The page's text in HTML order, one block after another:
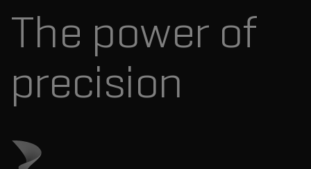
The power of
precision
ダナハーのサイトにアクセス